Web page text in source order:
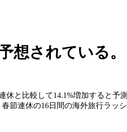
想されている。
と比較して14.1%増加すると予
節連休の16日間の海外旅行ラッ